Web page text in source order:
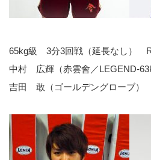
65kg級 3分3回戦（延長なし）
中村 広輝（赤雲會／LEGEND-
吉田 敢（ゴールデングローブ）